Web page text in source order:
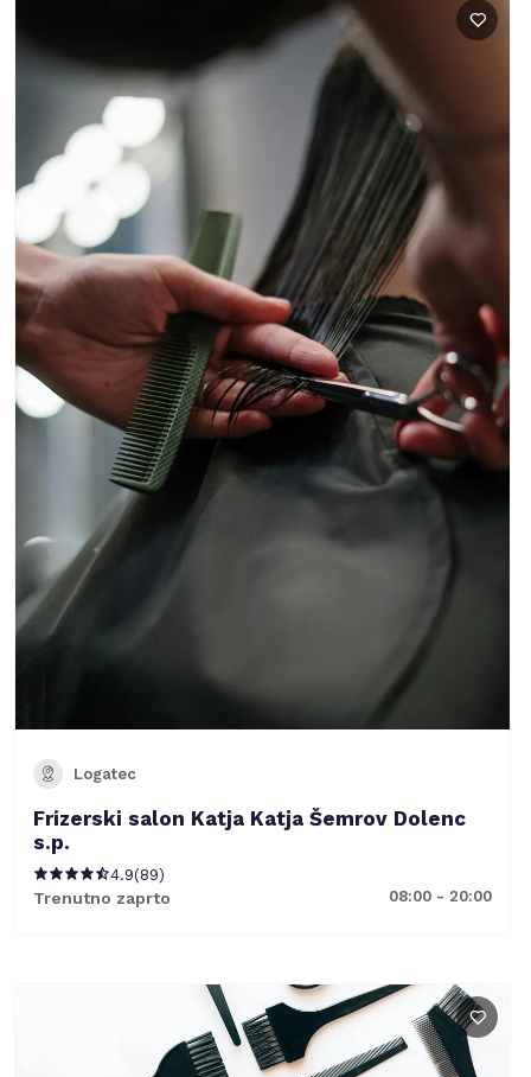
Logatec
Frizerski salon Katja Katja Šemrov Dolenc
s.p.
4.9(89)
Trenutno zaprto 08:00 - 20:00